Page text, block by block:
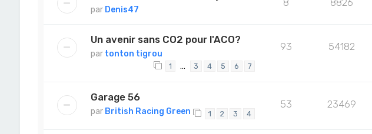
par Denis47
Un avenir sans CO2 pour l'ACO?
par tonton tigrou
1 … 3 4 5 6 7
93 54182
Garage 56
par British Racing Green 1 2 3 4
53 23469